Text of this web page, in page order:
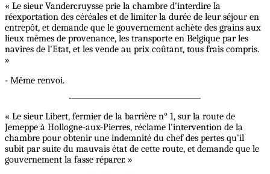
« Le sieur Vandercruysse prie la chambre d'interdire la
réexportation des céréales et de limiter la durée de leur séjour en
entrepôt, et demande que le gouvernement achète des grains aux
lieux mêmes de provenance, les transporte en Belgique par les
navires de l'Etat, et les vende au prix coûtant, tous frais compris.
»
- Même renvoi.
« Le sieur Libert, fermier de la barrière n° 1, sur la route de
Jemeppe à Hollogne-aux-Pierres, réclame l'intervention de la
chambre pour obtenir une indemnité du chef des pertes qu'il
subit par suite du mauvais état de cette route, et demande que le
gouvernement la fasse réparer. »